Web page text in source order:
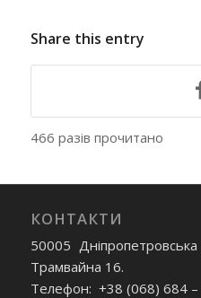
Share this entry
466 разів прочитано
КОНТАКТИ
50005
Трамвайна 16.
Телефон: +38 (068) 684 –